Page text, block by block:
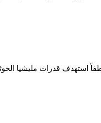
استهدف قدرات مليشيا